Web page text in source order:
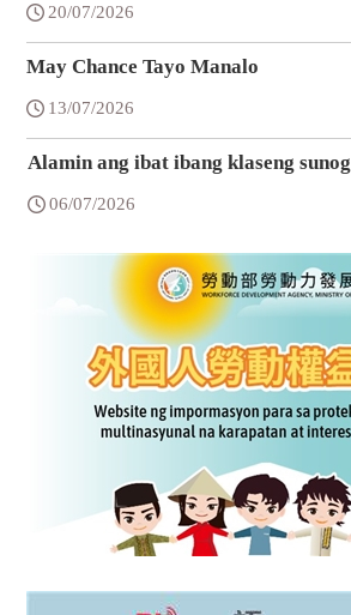
20/07/2026
May Chance Tayo Manalo
13/07/2026
Alamin ang ibat ibang klaseng sunog
06/07/2026